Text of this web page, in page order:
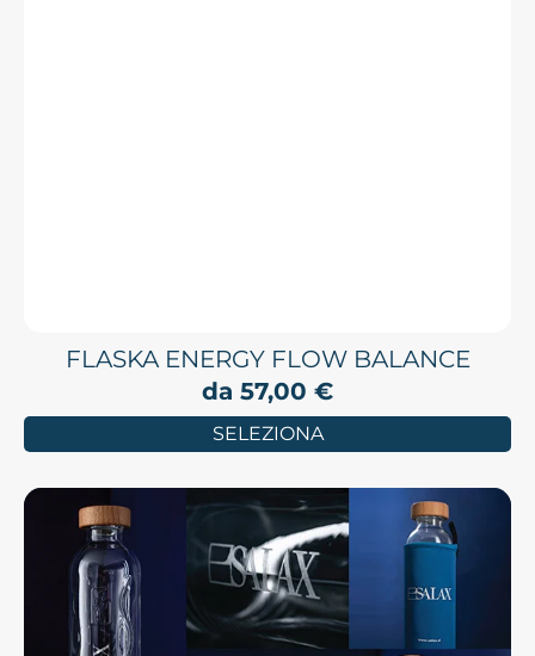
FLASKA ENERGY FLOW BALANCE
da 57,00 €
SELEZIONA